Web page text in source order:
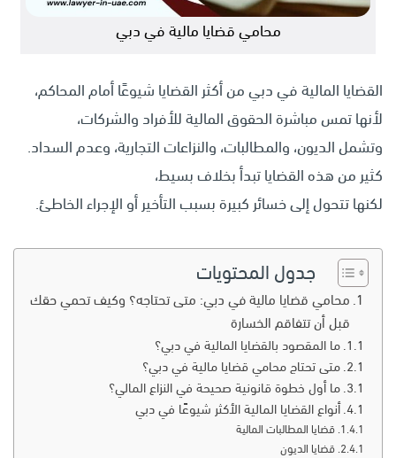
محامي قضايا مالية في دبي
القضايا المالية في دبي من أكثر القضايا شيوعًا أمام المحاكم،
لأنها تمس مباشرة الحقوق المالية للأفراد والشركات،
وتشمل الديون، والمطالبات، والنزاعات التجارية، وعدم السداد.
كثير من هذه القضايا تبدأ بخلاف بسيط،
لكنها تتحول إلى خسائر كبيرة بسبب التأخير أو الإجراء الخاطئ.
جدول المحتويات
محامي قضايا مالية في دبي: متى تحتاجه؟ وكيف تحمي حقك
قبل أن تتفاقم الخسارة
ما المقصود بالقضايا المالية في دبي؟
متى تحتاج محامي قضايا مالية في دبي؟
ما أول خطوة قانونية صحيحة في النزاع المالي؟
أنواع القضايا المالية الأكثر شيوعًا في دبي
قضايا المطالبات المالية
قضايا الديون